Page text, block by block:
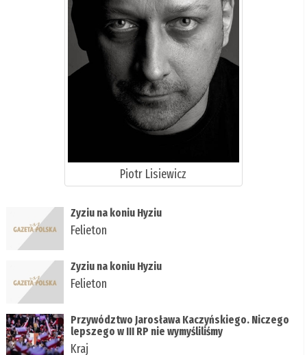
Piotr Lisiewicz
Zyziu na koniu Hyziu
Felieton
Zyziu na koniu Hyziu
Felieton
Przywództwo Jarosława Kaczyńskiego. Niczego
lepszego w III RP nie wymyśliliśmy
Kraj